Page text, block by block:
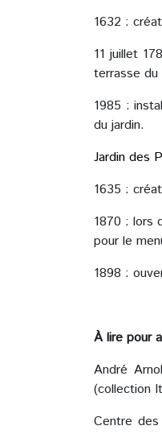
1632 :
11 juillet
terrasse du
1985 :
du jardin.
Jardin des
1635 :
1870 : lors
pour le
1898 :
À lire pour
André
(collection
Centre des